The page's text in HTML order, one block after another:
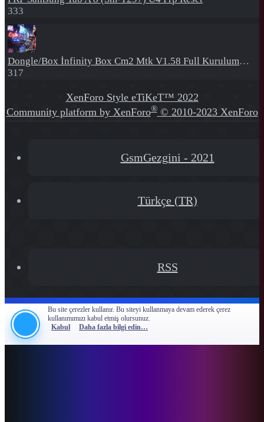
333
Dongle/Box İnfinity Box Cm2 Mtk V1.58 Full Kurulum+Crack
317
XenForo Style eTiKeT™ 2022
Community platform by XenForo® © 2010-2023 XenForo
GsmGezgini - 2021
Türkçe (TR)
RSS
Bu site çerezler kullanır. Bu siteyi kullanmaya devam ederek çerez
kullanımımızı kabul etmiş olursunuz.
Kabul
Daha fazla bilgi edin…